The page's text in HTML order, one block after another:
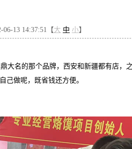
13 14:37:51【大 中 小】
名的那个品牌，西安和新疆都有店，
己做呢，既省钱还方便。